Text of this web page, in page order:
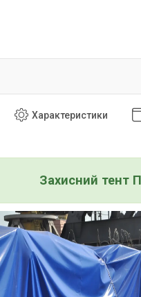
Характеристики
Захисний тент